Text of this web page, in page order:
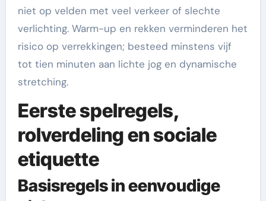
niet op velden met veel verkeer of slechte
verlichting. Warm-up en rekken verminderen het
risico op verrekkingen; besteed minstens vijf
tot tien minuten aan lichte jog en dynamische
stretching.
Eerste spelregels,
rolverdeling en sociale
etiquette
Basisregels in eenvoudige